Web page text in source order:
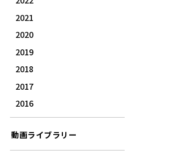
2021
2020
2019
2018
2017
2016
動画ライブラリー